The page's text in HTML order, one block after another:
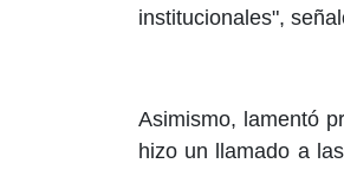
institucionales",
Asimismo, lamentó
hizo un llamado a